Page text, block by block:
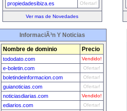
propiedadesibiza.es Ofertar!
Ver mas de Novedades
InformaciÃ³n Y Noticias
Nombre de dominio Precio
tododato.com Vendido!
e-boletin.com Ofertar!
boletindeinformacion.com Ofertar!
guianoticias.com Ofertar!
noticiasdiarias.com Vendido!
ediarios.com Ofertar!